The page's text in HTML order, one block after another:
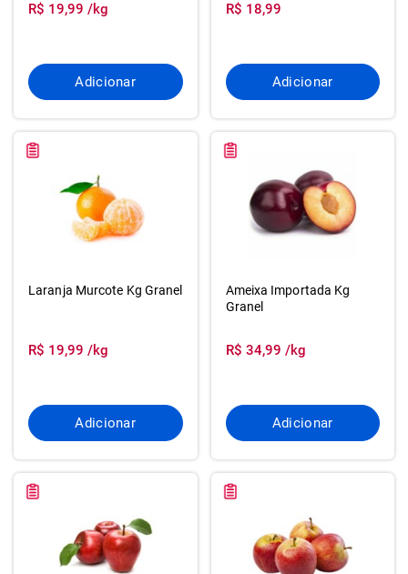
R$ 19,99 /kg
Adicionar
R$ 18,99
Adicionar
Laranja Murcote Kg Granel
R$ 19,99 /kg
Adicionar
Ameixa Importada Kg
Granel
R$ 34,99 /kg
Adicionar